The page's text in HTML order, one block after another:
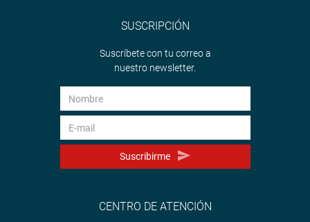
SUSCRIPCIÓN
Suscríbete con tu correo a
nuestro newsletter.
Suscribirme
CENTRO DE ATENCIÓN